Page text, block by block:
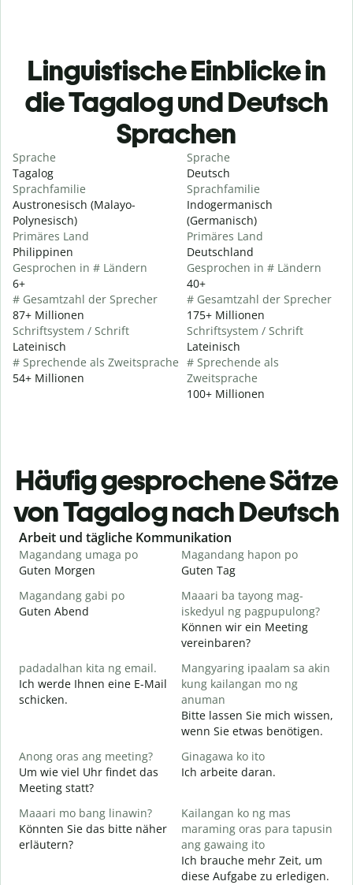
Linguistische Einblicke in
die Tagalog und Deutsch
Sprachen
Sprache
Tagalog
Sprachfamilie
Austronesisch (Malayo-
Polynesisch)
Primäres Land
Philippinen
Gesprochen in # Ländern
6+
# Gesamtzahl der Sprecher
87+ Millionen
Schriftsystem / Schrift
Lateinisch
# Sprechende als Zweitsprache
54+ Millionen
Sprache
Deutsch
Sprachfamilie
Indogermanisch
(Germanisch)
Primäres Land
Deutschland
Gesprochen in # Ländern
40+
# Gesamtzahl der Sprecher
175+ Millionen
Schriftsystem / Schrift
Lateinisch
# Sprechende als
Zweitsprache
100+ Millionen
Häufig gesprochene Sätze
von Tagalog nach Deutsch
Slide 1 of 6
Arbeit und tägliche Kommunikation
Magandang umaga po
Guten Morgen
Magandang hapon po
Guten Tag
Magandang gabi po
Guten Abend
Maaari ba tayong mag-
iskedyul ng pagpupulong?
Können wir ein Meeting
vereinbaren?
padadalhan kita ng email.
Ich werde Ihnen eine E-Mail
schicken.
Mangyaring ipaalam sa akin
kung kailangan mo ng
anuman
Bitte lassen Sie mich wissen,
wenn Sie etwas benötigen.
Anong oras ang meeting?
Um wie viel Uhr findet das
Meeting statt?
Ginagawa ko ito
Ich arbeite daran.
Maaari mo bang linawin?
Könnten Sie das bitte näher
erläutern?
Kailangan ko ng mas
maraming oras para tapusin
ang gawaing ito
Ich brauche mehr Zeit, um
diese Aufgabe zu erledigen.